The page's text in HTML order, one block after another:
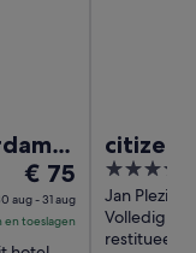
De
prijs
is
€ 75
€ 75
aug - 31 aug
en toeslagen
4
out
of
5
Jan
Schiphol
Volledig